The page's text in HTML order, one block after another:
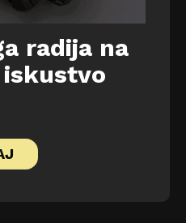
radija na